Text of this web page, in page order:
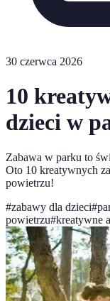
30 czerwca 2026
10
dzieci w
Zabawa w parku to
Oto 10 kreatywnych
powietrzu!
#zabawy dla dzieci#
powietrzu#kreatywne